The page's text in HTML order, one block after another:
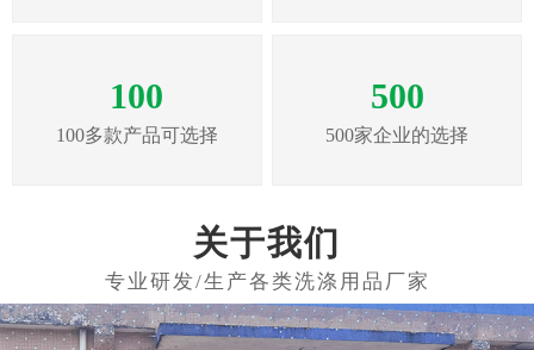
100
100多款产品可选择
500
500家企业的选择
关于我们